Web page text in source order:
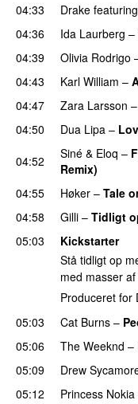
04:33
Drake featuring
04:36
Ida Laurberg –
04:39 Olivia Rodrigo
04:43
Karl William –
04:47
Zara Larsson –
04:50
Dua Lipa –
04:52
Siné & Eloq –
Remix)
04:55
Høker – Tale
04:58
Gilli – Tidligt
05:03
Kickstarter
Stå tidligt op
med masser
Produceret for
05:03
Cat Burns –
05:06
The Weeknd –
05:09
Drew
05:12 Princess Nokia